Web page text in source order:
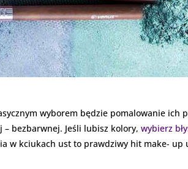
wyborem będzie pomalowanie ich
bezbarwnej. Jeśli lubisz kolory,wybierz
w kciukach ust to prawdziwy hit make-